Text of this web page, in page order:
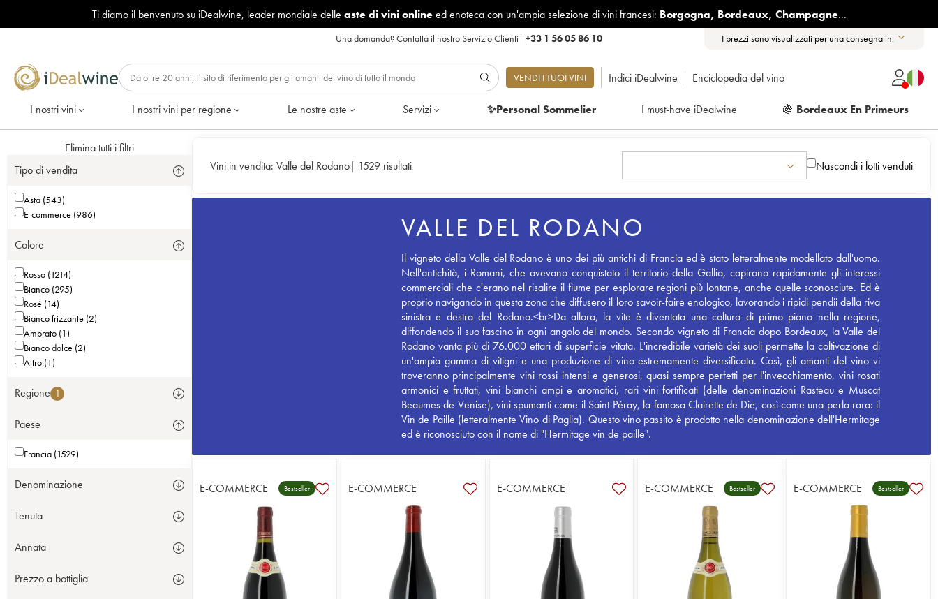
Ti diamo il benvenuto su iDealwine, leader mondiale delle aste di vini onlineed enoteca con un'ampia selezione di vini francesi: Borgogna, Bordeaux, Champagne...
Una domanda?Contatta il nostro Servizio Clienti |+33 1 56 05 86 10 I prezzi sono visualizzati per una consegna in:
VENDI I TUOI VINI Indici iDealwine Enciclopedia del vino
I nostri vini I nostri vini per regione Le nostre aste Servizi ✨Personal Sommelier I must-have iDealwine 🍇 Bordeaux En Primeurs
Elimina tutti i filtri
Tipo di vendita
Asta (543)
E-commerce (986)
Colore
Rosso (1214)
Bianco (295)
Rosé (14)
Bianco frizzante (2)
Ambrato (1)
Bianco dolce (2)
Altro (1)
Regione 1
Paese
Francia (1529)
Denominazione
Tenuta
Annata
Prezzo a bottiglia
Vini in vendita: Valle del Rodano| 1529 risultati Nascondi i lotti venduti
VALLE DEL RODANO
Il vigneto della Valle del Rodano è uno dei più antichi di Francia ed è stato letteralmente modellato dall'uomo.
Nell'antichità, i Romani, che avevano conquistato il territorio della Gallia, capirono rapidamente gli interessi
commerciali che c'erano nel risalire il fiume per esplorare regioni più lontane, anche quelle sconosciute. Ed è
proprio navigando in questa zona che diffusero il loro savoir-faire enologico, lavorando i ripidi pendii della riva
sinistra e destra del Rodano.<br>Da allora, la vite è diventata una coltura di primo piano nella regione,
diffondendo il suo fascino in ogni angolo del mondo. Secondo vigneto di Francia dopo Bordeaux, la Valle del
Rodano vanta più di 76.000 ettari di superficie vitata. L'incredibile varietà dei suoli permette la coltivazione di
un'ampia gamma di vitigni e una produzione di vino estremamente diversificata. Così, gli amanti del vino vi
troveranno principalmente vini rossi intensi e generosi, quasi sempre perfetti per l'invecchiamento, vini rosati
armonici e fruttati, vini bianchi ampi e aromatici, rari vini fortificati (delle denominazioni Rasteau e Muscat
Beaumes de Venise), vini spumanti come il Saint-Péray, la famosa Clairette de Die, così come una perla rara: il
Vin de Paille (letteralmente Vino di Paglia). Questo vino passito è prodotto nella denominazione dell'Hermitage
ed è riconosciuto con il nome di "Hermitage vin de paille".
E-COMMERCE Bestseller E-COMMERCE E-COMMERCE E-COMMERCE Bestseller E-COMMERCE Bestseller